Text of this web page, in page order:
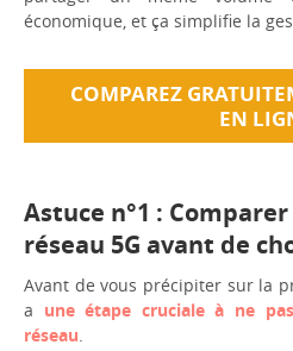
économique, et ça simplifie la
COMPAREZ
EN
Astuce n°1 :
réseau 5G avant de
Avant de vous précipiter sur la
a une étape cruciale à ne
réseau.